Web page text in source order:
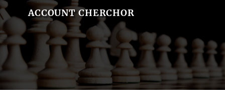
ACCOUNT CHERCHOR